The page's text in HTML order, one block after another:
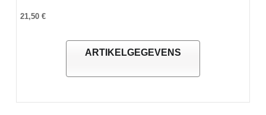
21,50 €
ARTIKELGEGEVENS